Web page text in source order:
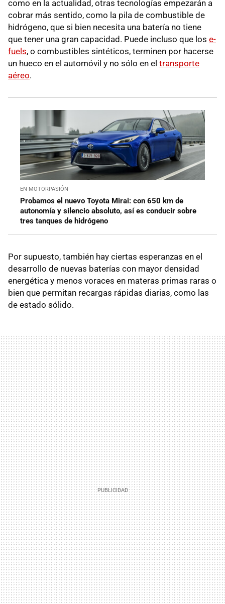
como en la actualidad, otras tecnologías empezarán a
cobrar más sentido, como la pila de combustible de
hidrógeno, que si bien necesita una batería no tiene
que tener una gran capacidad. Puede incluso que los e-
fuels, o combustibles sintéticos, terminen por hacerse
un hueco en el automóvil y no sólo en el transporte
aéreo.
EN MOTORPASIÓN
Probamos el nuevo Toyota Mirai: con 650 km de
autonomía y silencio absoluto, así es conducir sobre
tres tanques de hidrógeno
Por supuesto, también hay ciertas esperanzas en el
desarrollo de nuevas baterías con mayor densidad
energética y menos voraces en materas primas raras o
bien que permitan recargas rápidas diarias, como las
de estado sólido.